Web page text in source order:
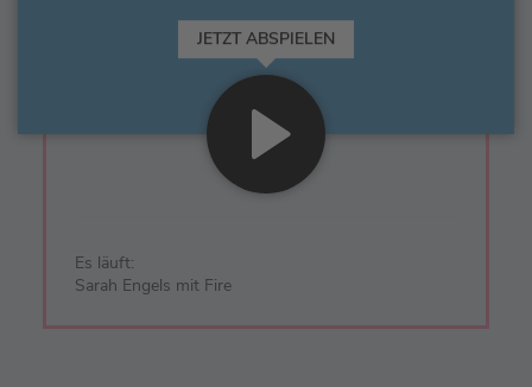
JETZT ABSPIELEN
Es läuft:
Sarah Engels mit Fire